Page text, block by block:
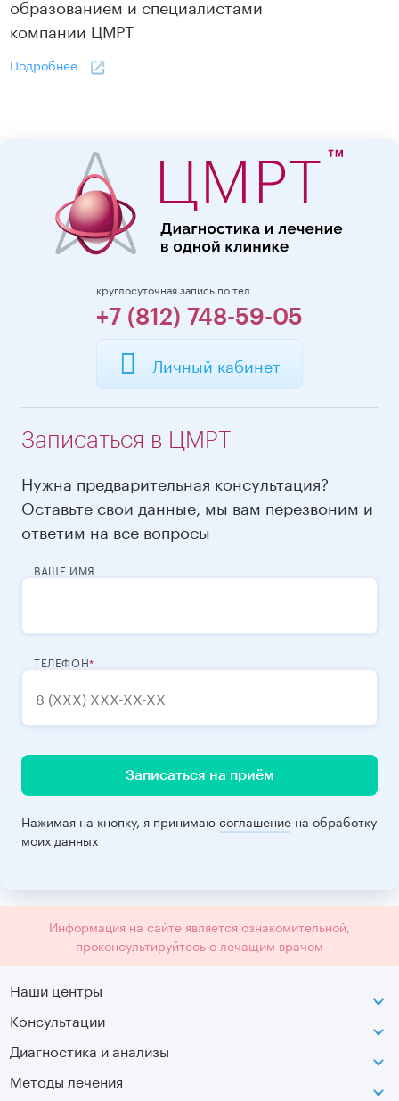
образованием и специалистами
компании ЦМРТ
Подробнее
круглосуточная запись по тел.
+7 (812) 748-59-05
Личный кабинет
Записаться в ЦМРТ
Нужна предварительная консультация?
Оставьте свои данные, мы вам перезвоним и
ответим на все вопросы
ВАШЕ ИМЯ
ТЕЛЕФОН
Записаться на приём
Нажимая на кнопку, я принимаюсоглашение на обработку
моих данных
Информация на сайте является ознакомительной,
проконсультируйтесь с лечащим врачом
Наши центры
Петроградская
Лаборатория движения
Московская
Консультации
Диагностика и анализы
МРТ
Методы лечения